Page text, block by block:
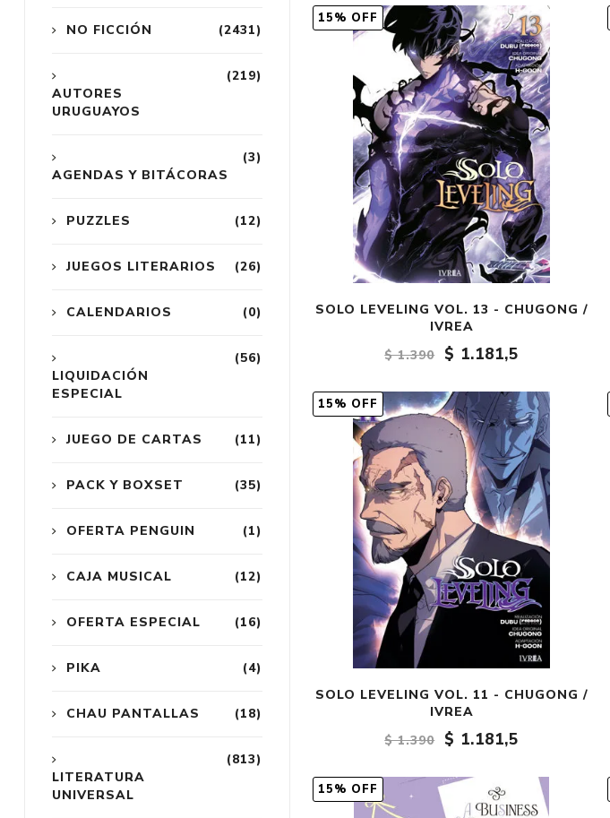
15% OFF
SOLO LEVELING VOL. 13 - CHUGONG /
IVREA
$ 1.390
$ 1.181,5
15% OFF
SOLO LEVELING VOL. 11 - CHUGONG /
IVREA
$ 1.390
$ 1.181,5
15% OFF
(2431)
NO FICCIÓN
(219)
AUTORES
URUGUAYOS
(3)
AGENDAS Y BITÁCORAS
(12)
PUZZLES
(26)
JUEGOS LITERARIOS
(0)
CALENDARIOS
(56)
LIQUIDACIÓN
ESPECIAL
(11)
JUEGO DE CARTAS
(35)
PACK Y BOXSET
(1)
OFERTA PENGUIN
(12)
CAJA MUSICAL
(16)
OFERTA ESPECIAL
(4)
PIKA
(18)
CHAU PANTALLAS
(813)
LITERATURA
UNIVERSAL